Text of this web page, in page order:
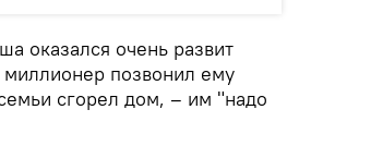
оказался очень развит
позвонил ему
сгорел дом, – им "надо